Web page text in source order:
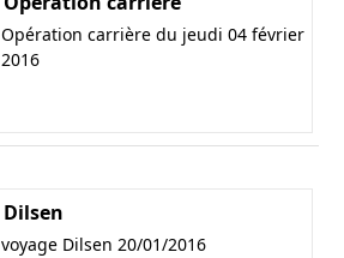
Opération carrière du jeudi 04 février
2016
Dilsen
voyage Dilsen 20/01/2016